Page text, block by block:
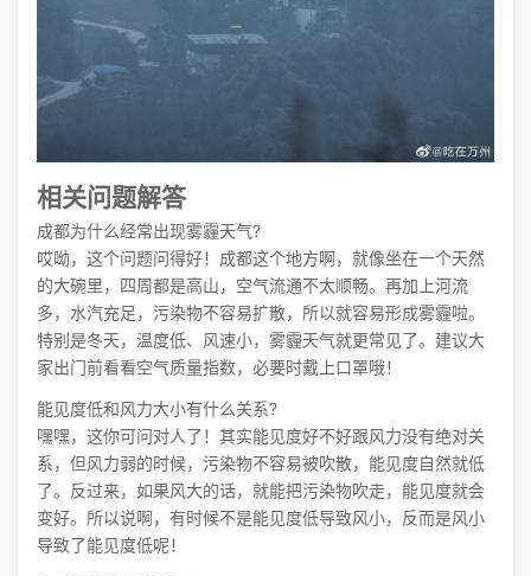
相关问题解答
成都为什么经常出现雾霾天气?
哎呦，这个问题问得好！成都这个地方啊，就像坐在一个天然
的大碗里，四周都是高山，空气流通不太顺畅。再加上河流
多，水汽充足，污染物不容易扩散，所以就容易形成雾霾啦。
特别是冬天，温度低、风速小，雾霾天气就更常见了。建议大
家出门前看看空气质量指数，必要时戴上口罩哦！
能见度低和风力大小有什么关系?
嘿嘿，这你可问对人了！其实能见度好不好跟风力没有绝对关
系，但风力弱的时候，污染物不容易被吹散，能见度自然就低
了。反过来，如果风大的话，就能把污染物吹走，能见度就会
变好。所以说啊，有时候不是能见度低导致风小，反而是风小
导致了能见度低呢！